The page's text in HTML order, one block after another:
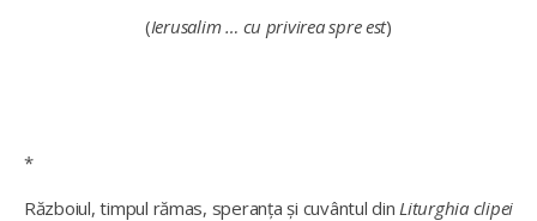
(Ierusalim … cu privirea spre est)
*
Războiul, timpul rămas, speranța și cuvântul dinLiturghia clipei